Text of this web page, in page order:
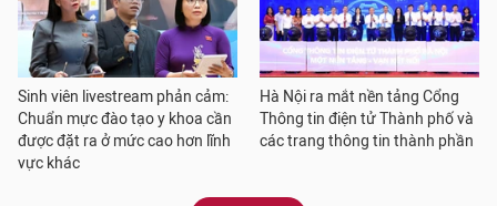
Sinh viên livestream phản cảm:
Chuẩn mực đào tạo y khoa cần
được đặt ra ở mức cao hơn lĩnh
vực khác
Hà Nội ra mắt nền tảng Cổng
Thông tin điện tử Thành phố và
các trang thông tin thành phần